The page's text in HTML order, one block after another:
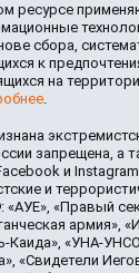
ресурсе
сбора,
к
на
.
запрещена, а
и
и
«Правый
армия»,
Каида», «УНА-
«Свидетели